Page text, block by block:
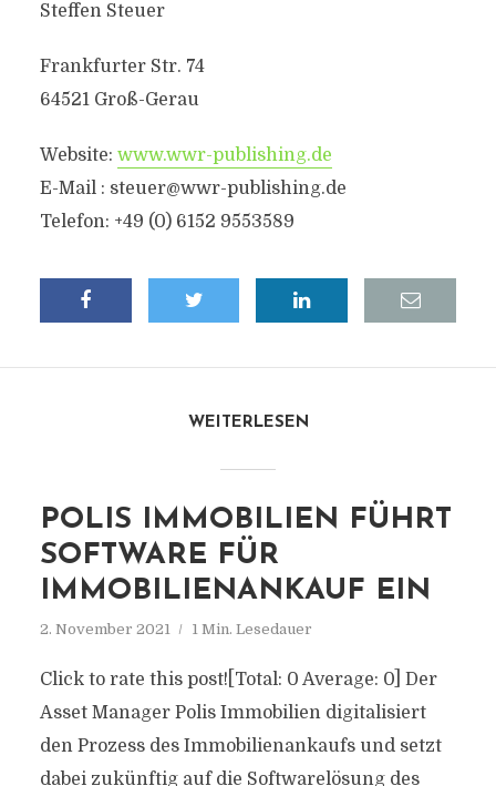
Steffen Steuer
Frankfurter Str. 74
64521 Groß-Gerau
Website: www.wwr-publishing.de
E-Mail : steuer@wwr-publishing.de
Telefon: +49 (0) 6152 9553589
WEITERLESEN
POLIS IMMOBILIEN FÜHRT
SOFTWARE FÜR
IMMOBILIENANKAUF EIN
2. November 2021 1 Min. Lesedauer
Click to rate this post![Total: 0 Average: 0] Der
Asset Manager Polis Immobilien digitalisiert
den Prozess des Immobilienankaufs und setzt
dabei zukünftig auf die Softwarelösung des